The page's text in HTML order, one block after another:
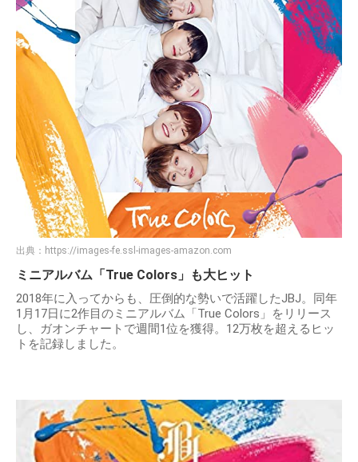
出典： https://images-fe.ssl-images-amazon.com
ミニアルバム「True Colors」も大ヒット
2018年に入ってからも、圧倒的な勢いで活躍したJBJ。同年
1月17日に2作目のミニアルバム「True Colors」をリリース
し、ガオンチャートで週間1位を獲得。12万枚を超えるヒッ
トを記録しました。